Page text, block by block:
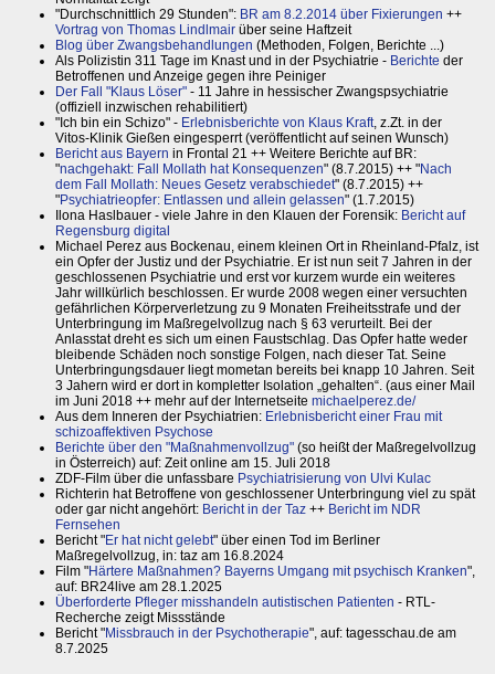
"Durchschnittlich 29 Stunden": BR am 8.2.2014 über Fixierungen ++
Vortrag von Thomas Lindlmair über seine Haftzeit
Blog über Zwangsbehandlungen (Methoden, Folgen, Berichte ...)
Als Polizistin 311 Tage im Knast und in der Psychiatrie - Berichte der
Betroffenen und Anzeige gegen ihre Peiniger
Der Fall "Klaus Löser" - 11 Jahre in hessischer Zwangspsychiatrie
(offiziell inzwischen rehabilitiert)
"Ich bin ein Schizo" - Erlebnisberichte von Klaus Kraft, z.Zt. in der
Vitos-Klinik Gießen eingesperrt (veröffentlicht auf seinen Wunsch)
Bericht aus Bayern in Frontal 21 ++ Weitere Berichte auf BR:
"nachgehakt: Fall Mollath hat Konsequenzen" (8.7.2015) ++ "Nach
dem Fall Mollath: Neues Gesetz verabschiedet" (8.7.2015) ++
"Psychiatrieopfer: Entlassen und allein gelassen" (1.7.2015)
Ilona Haslbauer - viele Jahre in den Klauen der Forensik: Bericht auf
Regensburg digital
Michael Perez aus Bockenau, einem kleinen Ort in Rheinland-Pfalz, ist
ein Opfer der Justiz und der Psychiatrie. Er ist nun seit 7 Jahren in der
geschlossenen Psychiatrie und erst vor kurzem wurde ein weiteres
Jahr willkürlich beschlossen. Er wurde 2008 wegen einer versuchten
gefährlichen Körperverletzung zu 9 Monaten Freiheitsstrafe und der
Unterbringung im Maßregelvollzug nach § 63 verurteilt. Bei der
Anlasstat dreht es sich um einen Faustschlag. Das Opfer hatte weder
bleibende Schäden noch sonstige Folgen, nach dieser Tat. Seine
Unterbringungsdauer liegt mometan bereits bei knapp 10 Jahren. Seit
3 Jahern wird er dort in kompletter Isolation „gehalten“. (aus einer Mail
im Juni 2018 ++ mehr auf der Internetseite michaelperez.de/
Aus dem Inneren der Psychiatrien: Erlebnisbericht einer Frau mit
schizoaffektiven Psychose
Berichte über den "Maßnahmenvollzug" (so heißt der Maßregelvollzug
in Österreich) auf: Zeit online am 15. Juli 2018
ZDF-Film über die unfassbare Psychiatrisierung von Ulvi Kulac
Richterin hat Betroffene von geschlossener Unterbringung viel zu spät
oder gar nicht angehört: Bericht in der Taz ++ Bericht im NDR
Fernsehen
Bericht "Er hat nicht gelebt" über einen Tod im Berliner
Maßregelvollzug, in: taz am 16.8.2024
Film "Härtere Maßnahmen? Bayerns Umgang mit psychisch Kranken",
auf: BR24live am 28.1.2025
Überforderte Pfleger misshandeln autistischen Patienten - RTL-
Recherche zeigt Missstände
Bericht "Missbrauch in der Psychotherapie", auf: tagesschau.de am
8.7.2025